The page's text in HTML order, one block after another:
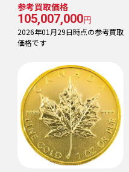
参考買取価格
105,007,000円
2026年01月29日時点の参考買取
価格です